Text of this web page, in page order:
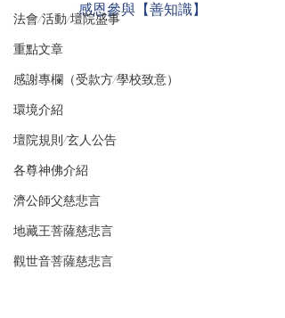
法會/活動/壇院盛事
重點文章
感謝專欄（受款方/學校致意）
環境介紹
壇院規則/玄人公告
各尊神佛介紹
濟公師父慈悲言
地藏王菩薩慈悲言
觀世音菩薩慈悲言
感恩參與【善知識】